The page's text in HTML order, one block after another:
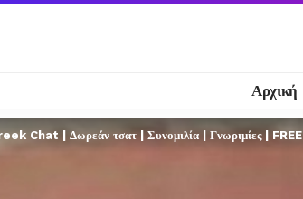
Αρχική
Chat | Δωρεάν τσατ | Συνομιλία | Γνωριμίες | FREE